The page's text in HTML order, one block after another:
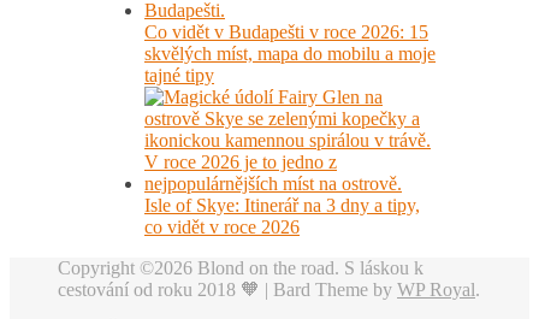
Co vidět v Budapešti v roce 2026: 15
skvělých míst, mapa do mobilu a moje
tajné tipy
Isle of Skye: Itinerář na 3 dny a tipy,
co vidět v roce 2026
Copyright ©2026 Blond on the road. S láskou k
cestování od roku 2018 🧡 | Bard Theme by WP Royal.